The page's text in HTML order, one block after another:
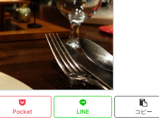
Pocket LINE
コピー